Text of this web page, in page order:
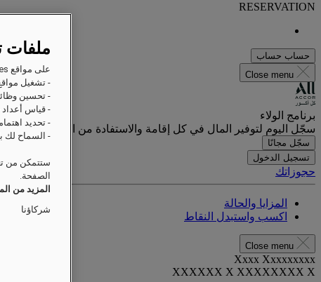
RESERVATION
حساب حساب
Close menu
برنامج الولاء
سجّل اليوم لتوفير المال في كل إقامة والاستفادة من المزايا الحصرية.
سجّل مجانًا
تسجيل الدخول
حجوزاتك
المزايا والحالة
اكسب واستبدل النقاط
Close menu
Xxxx Xxxxxxxxx
XXXXXX X XXXXXXXX X
ملفات
على مواقع Raffles على الويب، ترغب Accor وشركاؤها في تخزين المعلومات أو استردادها على جهازك من أجل:
- تشغيل
- تحسين
- قياس أعداد
- تحديد
- السماح لك
ستتمكن من
الصفحة.
المزيد من
شركاؤنا